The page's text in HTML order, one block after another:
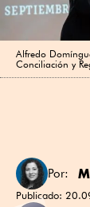
Alfredo
Conciliación y
Por:
Publicado: